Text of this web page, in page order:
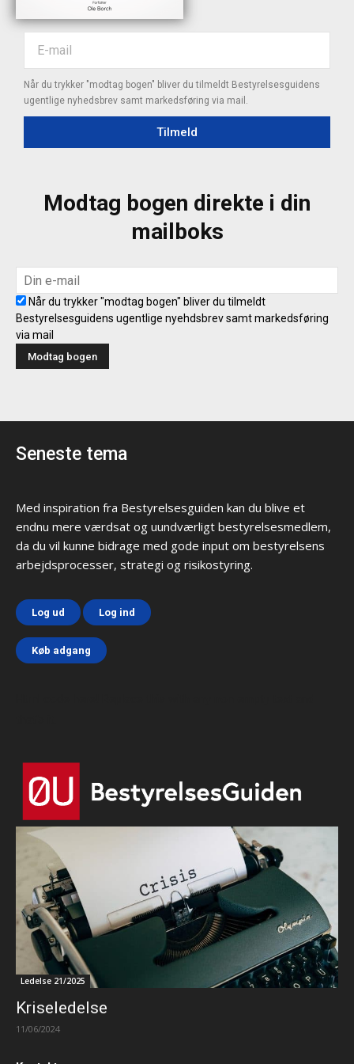
Når du trykker "modtag bogen" bliver du tilmeldt Bestyrelsesguidens
ugentlige nyhedsbrev samt markedsføring via mail.
Tilmeld
Modtag bogen direkte i din
mailboks
Når du trykker "modtag bogen" bliver du tilmeldt
Bestyrelsesguidens ugentlige nyehdsbrev samt markedsføring
via mail
Seneste tema
Med inspiration fra Bestyrelsesguiden kan du blive et
endnu mere værdsat og uundværligt bestyrelsesmedlem,
da du vil kunne bidrage med gode input om bestyrelsens
arbejdsprocesser, strategi og risikostyring.
Log ud Log ind
Køb adgang
Ledelse 21/2025
Kriseledelse
11/06/2024